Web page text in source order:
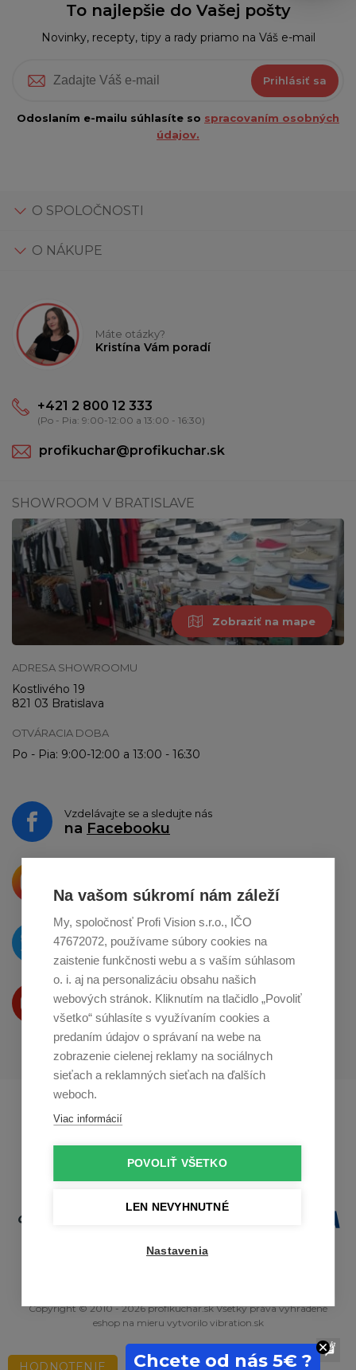
Na vašom súkromí nám záleží
My, spoločnosť Profi Vision s.r.o., IČO
47672072, používame súbory cookies na
zaistenie funkčnosti webu a s vaším súhlasom
o. i. aj na personalizáciu obsahu našich
webových stránok. Kliknutím na tlačidlo „Povoliť
všetko“ súhlasíte s využívaním cookies a
predaním údajov o správaní na webe na
zobrazenie cielenej reklamy na sociálnych
sieťach a reklamných sieťach na ďalších
weboch.
Viac informácií
POVOLIŤ VŠETKO
LEN NEVYHNUTNÉ
Nastavenia
To najlepšie do Vašej pošty
Novinky, recepty, tipy a rady priamo na Váš e-mail
Prihlásiť sa
Odoslaním e-mailu súhlasíte so spracovaním osobných
údajov.
O SPOLOČNOSTI
O NÁKUPE
Máte otázky?
Kristína Vám poradí
+421 2 800 12 333
(Po - Pia: 9:00-12:00 a 13:00 - 16:30)
profikuchar@profikuchar.sk
SHOWROOM V BRATISLAVE
Zobraziť na mape
ADRESA SHOWROOMU
Kostlivého 19
821 03 Bratislava
OTVÁRACIA DOBA
Po - Pia: 9:00-12:00 a 13:00 - 16:30
Vzdelávajte se a sledujte nás
na Facebooku
o zdieľanie naInstagrame
O novinkách píšeme
naTwitteri
Produkty Vám predstavujeme
na Youtube
Profikuchař.cz
Copyright © 2010 - 2026 profikuchar.sk Všetky práva vyhradené
eshop na mieru vytvorilo vibration.sk
HODNOTENIE Chcete od nás 5€ ?